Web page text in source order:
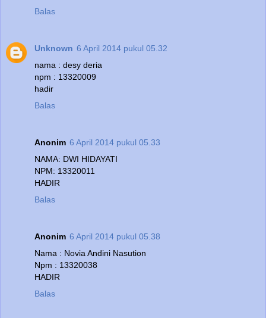
Balas
Unknown 6 April 2014 pukul 05.32
nama : desy deria
npm : 13320009
hadir
Balas
Anonim 6 April 2014 pukul 05.33
NAMA: DWI HIDAYATI
NPM: 13320011
HADIR
Balas
Anonim 6 April 2014 pukul 05.38
Nama : Novia Andini Nasution
Npm : 13320038
HADIR
Balas